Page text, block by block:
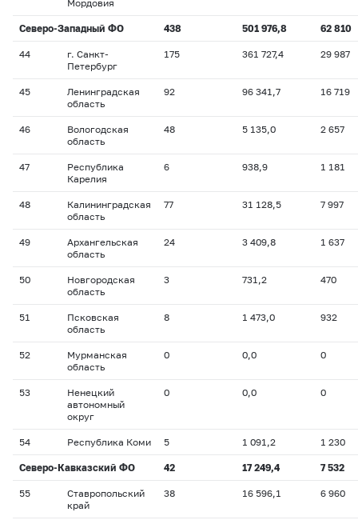
Мордовия
Северо-Западный ФО 438 501 976,8 62 810
44
г. Санкт-
Петербург
175 361 727,4 29 987
45
Ленинградская
область
92 96 341,7 16 719
46
Вологодская
область
48 5 135,0 2 657
47
Республика
Карелия
6 938,9 1 181
48
Калининградская
область
77 31 128,5 7 997
49
Архангельская
область
24 3 409,8 1 637
50
Новгородская
область
3 731,2 470
51
Псковская
область
8 1 473,0 932
52
Мурманская
область
0 0,0 0
53
Ненецкий
автономный
округ
0 0,0 0
54 Республика Коми 5 1 091,2 1 230
Северо-Кавказский ФО 42 17 249,4 7 532
55
Ставропольский
край
38 16 596,1 6 960